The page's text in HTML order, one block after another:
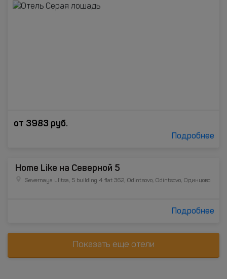
от 3983 руб.
Подробнее
Home Like на Северной 5
Severnaya ulitsa, 5 building 4 flat 362, Odintsovo, Odintsovo, Одинцово
Подробнее
Показать еще отели